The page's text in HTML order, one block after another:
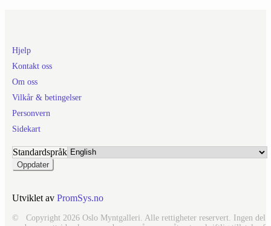
Hjelp
Kontakt oss
Om oss
Vilkår & betingelser
Personvern
Sidekart
Standardspråk
Utviklet av PromSys.no
© Copyright 2026 Oslo Myntgalleri. Alle rettigheter reservert. Ingen del